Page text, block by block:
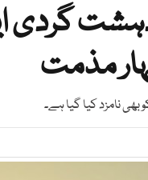
مذمت
بھی نامزد کیا گیا ہے۔